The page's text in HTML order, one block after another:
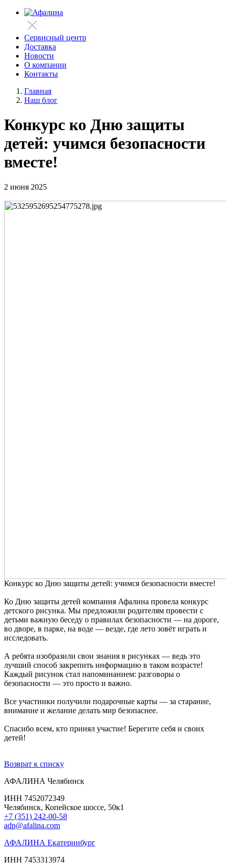
Сервисный центр
Доставка
Новости
О компании
Контакты
Главная
Наш блог
Конкурс ко Дню защиты
детей: учимся безопасности
вместе!
2 июня 2025
Конкурс ко Дню защиты детей: учимся безопасности вместе!
Ко Дню защиты детей компания Афалина провела конкурс
детского рисунка. Мы предложили родителям провести с
детьми важную беседу о правилах безопасности — на дороге,
во дворе, в парке, на воде — везде, где лето зовёт играть и
исследовать.
А ребята изобразили свои знания в рисунках — ведь это
лучший способ закрепить информацию в таком возрасте!
Каждый рисунок стал напоминанием: разговоры о
безопасности — это просто и важно.
Все участники получили подарочные карты — за старание,
внимание и желание делать мир безопаснее.
Спасибо всем, кто принял участие! Берегите себя и своих
детей!
Возврат к списку
АФАЛИНА Челябинск
ИНН 7452072349
Челябинск, Копейское шоссе, 50к1
+7 (351) 242-00-58
adp@afalina.com
АФАЛИНА Екатеринбург
ИНН 7453313974